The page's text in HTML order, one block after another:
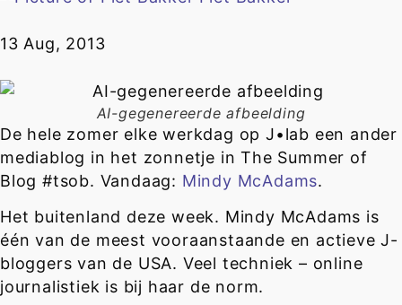
13 Aug, 2013
AI-gegenereerde afbeelding
De hele zomer elke werkdag op J•lab een ander
mediablog in het zonnetje in The Summer of
Blog #tsob. Vandaag: Mindy McAdams.
Het buitenland deze week. Mindy McAdams is
één van de meest vooraanstaande en actieve J-
bloggers van de USA. Veel techniek – online
journalistiek is bij haar de norm.